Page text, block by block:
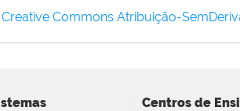
Creative Commons Atribuição-
Centros de